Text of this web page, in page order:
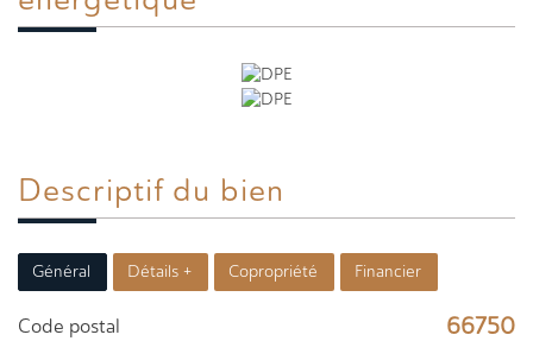
Descriptif du bien
Général Détails + Copropriété Financier
Code postal 66750